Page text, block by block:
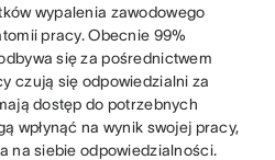
wypalenia zawodowego
pracy. Obecnie 99%
się za pośrednictwem
czują się odpowiedzialni za
dostęp do potrzebnych
wpłynąć na wynik swojej pracy,
na siebie odpowiedzialności.